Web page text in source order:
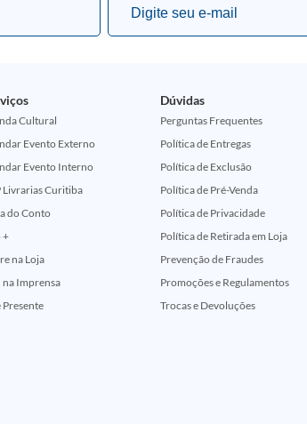
Cultural
Evento Externo
Evento Interno
Livrarias Curitiba
do Conto
+
na Loja
na Imprensa
Presente
Dúvidas
Perguntas Frequentes
Política de Entregas
Política de Exclusão
Política de Pré-Venda
Política de Privacidade
Política de Retirada em Loja
Prevenção de Fraudes
Promoções e Regulamentos
Trocas e Devoluções